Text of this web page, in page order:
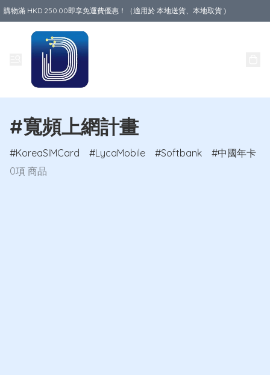
購物滿 HKD 250.00即享免運費優惠！（適用於 本地送貨、本地取貨 )
#寬頻上網計畫
KoreaSIMCard LycaMobile Softbank
中國年卡
0項 商品